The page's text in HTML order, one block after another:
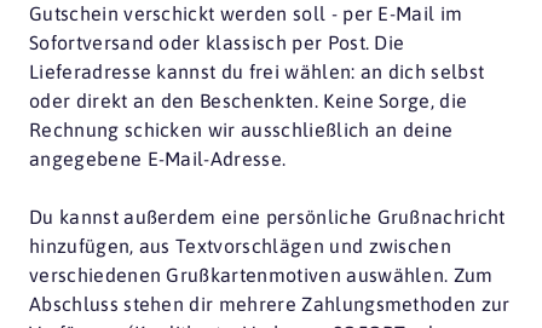
Gutschein verschickt werden soll - per E-Mail im
Sofortversand oder klassisch per Post. Die
Lieferadresse kannst du frei wählen: an dich selbst
oder direkt an den Beschenkten. Keine Sorge, die
Rechnung schicken wir ausschließlich an deine
angegebene E-Mail-Adresse.
Du kannst außerdem eine persönliche Grußnachricht
hinzufügen, aus Textvorschlägen und zwischen
verschiedenen Grußkartenmotiven auswählen. Zum
Abschluss stehen dir mehrere Zahlungsmethoden zur